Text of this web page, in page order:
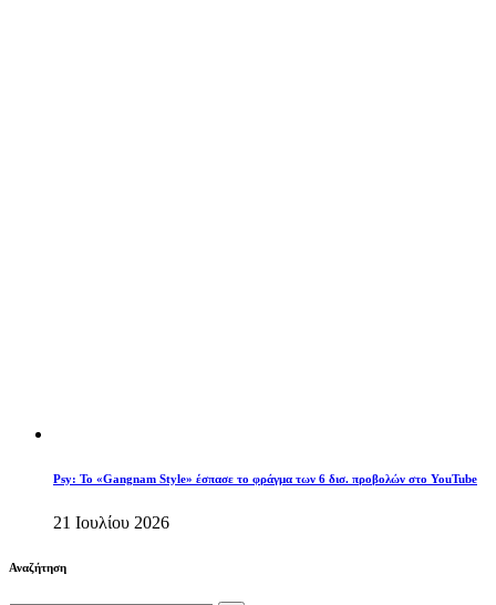
Psy: Το «Gangnam Style» έσπασε το φράγμα των 6 δισ. προβολών στο YouTube
21 Ιουλίου 2026
Αναζήτηση